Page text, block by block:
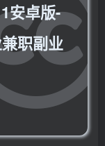
安卓版-
职副业